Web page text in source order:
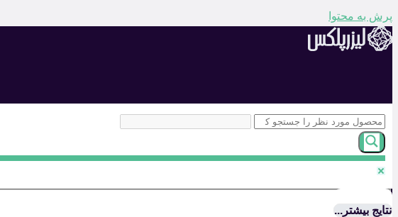
پرش به محتوا
نتایج بیشتر...